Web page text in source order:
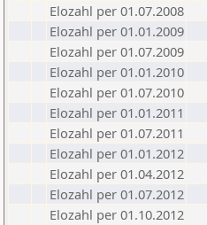
Elozahl per 01.07.2008
Elozahl per 01.01.2009
Elozahl per 01.07.2009
Elozahl per 01.01.2010
Elozahl per 01.07.2010
Elozahl per 01.01.2011
Elozahl per 01.07.2011
Elozahl per 01.01.2012
Elozahl per 01.04.2012
Elozahl per 01.07.2012
Elozahl per 01.10.2012